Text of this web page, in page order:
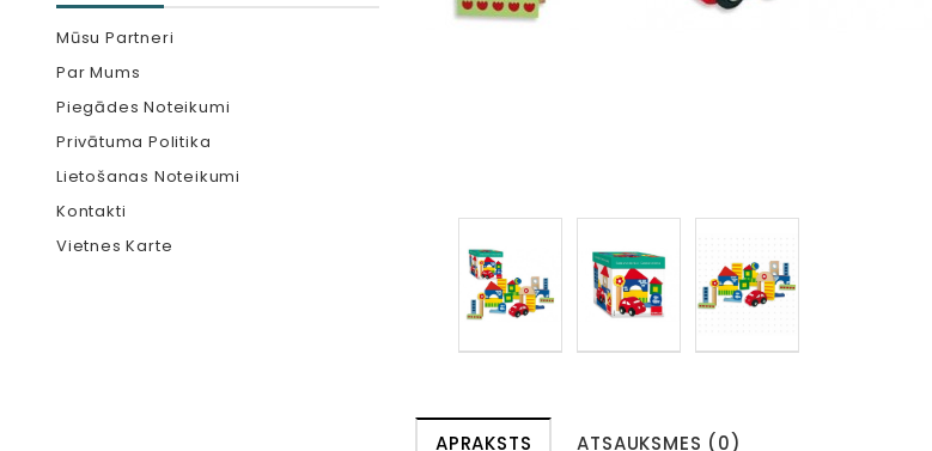
Mūsu Partneri
Par Mums
Piegādes Noteikumi
Privātuma Politika
Lietošanas Noteikumi
Kontakti
Vietnes Karte
APRAKSTS ATSAUKSMES (0)